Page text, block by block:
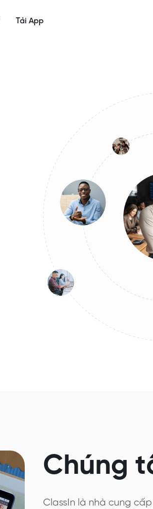
Tải App
Chúng
ClassIn là nhà cung